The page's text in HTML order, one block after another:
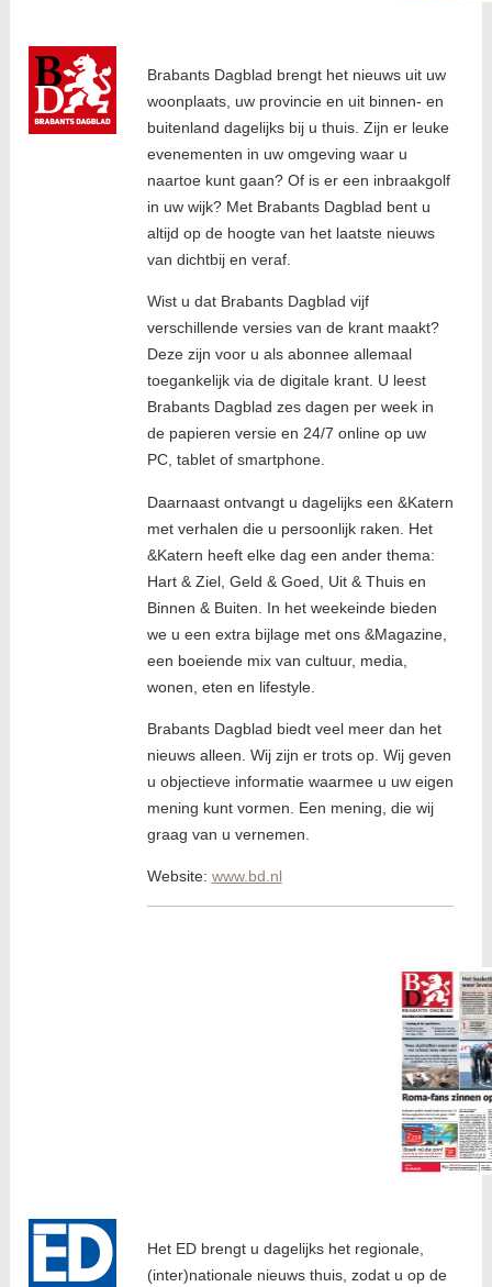
Brabants Dagblad brengt het nieuws uit uw
woonplaats, uw provincie en uit binnen- en
buitenland dagelijks bij u thuis. Zijn er leuke
evenementen in uw omgeving waar u
naartoe kunt gaan? Of is er een inbraakgolf
in uw wijk? Met Brabants Dagblad bent u
altijd op de hoogte van het laatste nieuws
van dichtbij en veraf.
Wist u dat Brabants Dagblad vijf
verschillende versies van de krant maakt?
Deze zijn voor u als abonnee allemaal
toegankelijk via de digitale krant. U leest
Brabants Dagblad zes dagen per week in
de papieren versie en 24/7 online op uw
PC, tablet of smartphone.
Daarnaast ontvangt u dagelijks een &Katern
met verhalen die u persoonlijk raken. Het
&Katern heeft elke dag een ander thema:
Hart & Ziel, Geld & Goed, Uit & Thuis en
Binnen & Buiten. In het weekeinde bieden
we u een extra bijlage met ons &Magazine,
een boeiende mix van cultuur, media,
wonen, eten en lifestyle.
Brabants Dagblad biedt veel meer dan het
nieuws alleen. Wij zijn er trots op. Wij geven
u objectieve informatie waarmee u uw eigen
mening kunt vormen. Een mening, die wij
graag van u vernemen.
Website: www.bd.nl
Het ED brengt u dagelijks het regionale,
(inter)nationale nieuws thuis, zodat u op de